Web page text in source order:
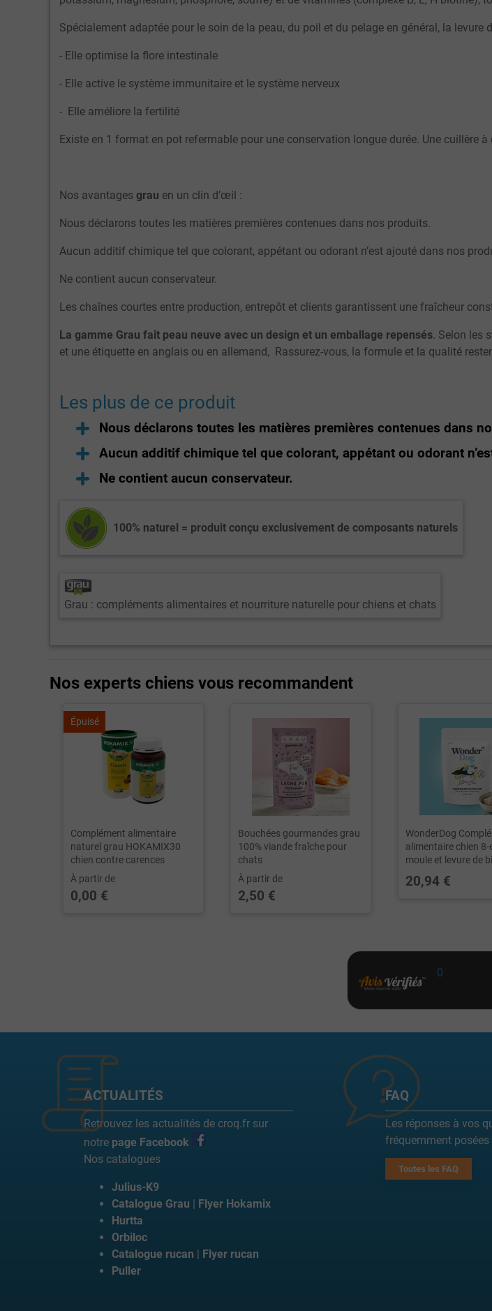
Spécialement adaptée pour le soin de la peau, du poil et du pelage en général, la levure
- Elle optimise la flore intestinale
- Elle active le système immunitaire et le système nerveux
- Elle améliore la fertilité
Existe en 1 format en pot refermable pour une conservation longue durée. Une cuillère
Nos avantages grau en un clin d’œil :
Nous déclarons toutes les matières premières contenues dans nos produits.
Aucun additif chimique tel que colorant, appétant ou odorant n’est ajouté dans nos
Ne contient aucun conservateur.
Les chaînes courtes entre production, entrepôt et clients garantissent une fraîcheur
La gamme Grau fait peau neuve avec un design et un emballage repensés. Selon les
et une étiquette en anglais ou en allemand, Rassurez-vous, la formule et la qualité
Les plus de ce produit
Nous déclarons toutes les matières premières contenues dans
Aucun additif chimique tel que colorant, appétant ou odorant
Ne contient aucun conservateur.
100% naturel = produit conçu exclusivement de composants naturels
Grau : compléments alimentaires et nourriture naturelle pour chiens et chats
Nos experts chiens vous recommandent
Épuisé
Complément alimentaire
naturel grau HOKAMIX30
chien contre carences
À partir de
0,00 €
Bouchées gourmandes grau
100% viande fraîche pour
chats
À partir de
2,50 €
WonderDog
alimentaire chien 8-
moule et levure de
20,94 €
0
ACTUALITÉS
Retrouvez les actualités de croq.fr sur
notre page Facebook
Nos catalogues
Julius-K9
Catalogue Grau | Flyer Hokamix
Hurtta
Orbiloc
Catalogue rucan | Flyer rucan
Puller
FAQ
Les réponses à vos
fréquemment posées
Toutes les FAQ